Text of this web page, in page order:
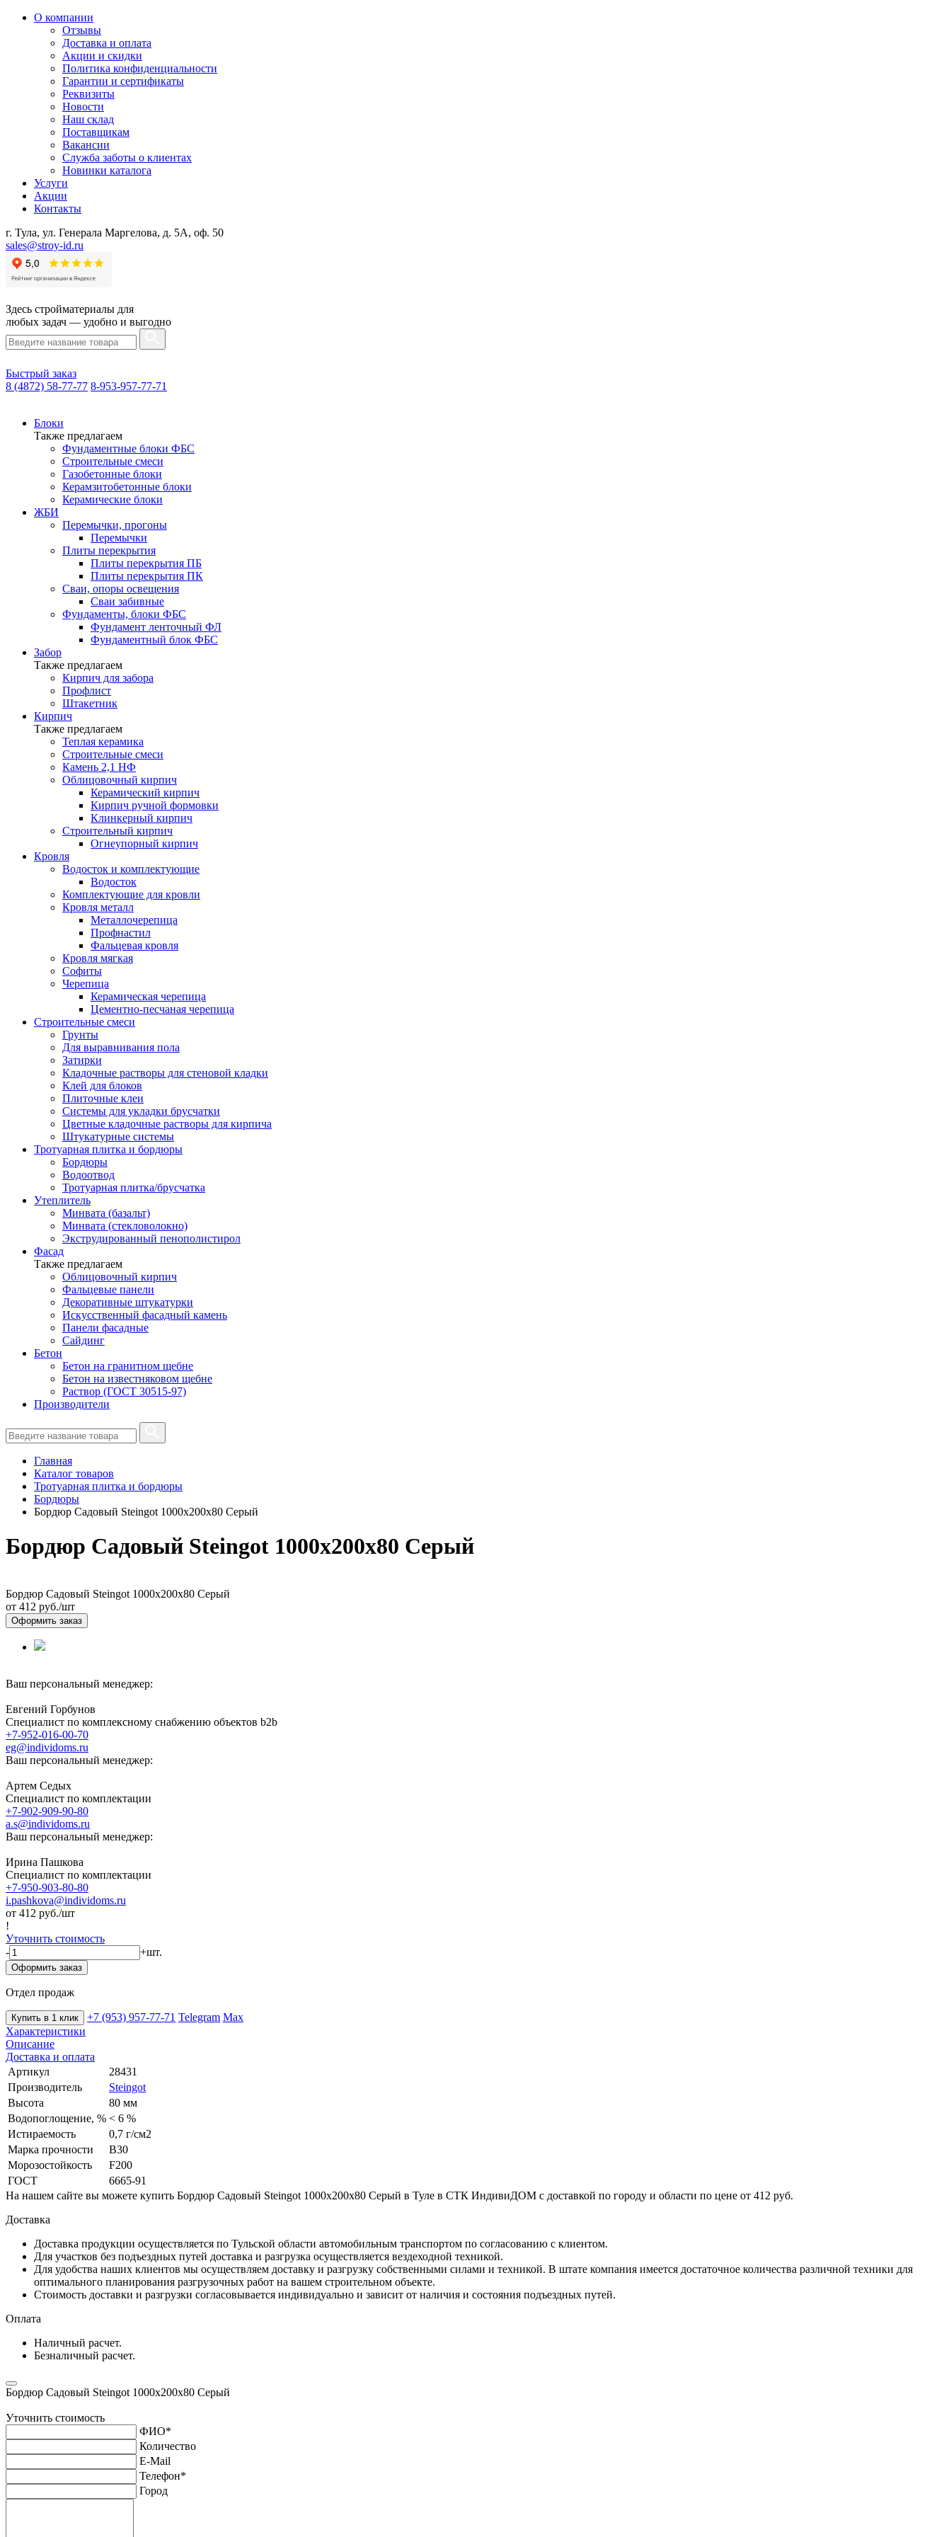
О компании
Отзывы
Доставка и оплата
Акции и скидки
Политика конфиденциальности
Гарантии и сертификаты
Реквизиты
Новости
Наш склад
Поставщикам
Вакансии
Служба заботы о клиентах
Новинки каталога
Услуги
Акции
Контакты
г. Тула, ул. Генерала Маргелова, д. 5А, оф. 50
sales@stroy-id.ru
Здесь стройматериалы для
любых задач — удобно и выгодно
Быстрый заказ
8 (4872) 58-77-77 8-953-957-77-71
Блоки
Также предлагаем
Фундаментные блоки ФБС
Строительные смеси
Газобетонные блоки
Керамзитобетонные блоки
Керамические блоки
ЖБИ
Перемычки, прогоны
Перемычки
Плиты перекрытия
Плиты перекрытия ПБ
Плиты перекрытия ПК
Сваи, опоры освещения
Сваи забивные
Фундаменты, блоки ФБС
Фундамент ленточный ФЛ
Фундаментный блок ФБС
Забор
Также предлагаем
Кирпич для забора
Профлист
Штакетник
Кирпич
Также предлагаем
Теплая керамика
Строительные смеси
Камень 2,1 НФ
Облицовочный кирпич
Керамический кирпич
Кирпич ручной формовки
Клинкерный кирпич
Строительный кирпич
Огнеупорный кирпич
Кровля
Водосток и комплектующие
Водосток
Комплектующие для кровли
Кровля металл
Металлочерепица
Профнастил
Фальцевая кровля
Кровля мягкая
Софиты
Черепица
Керамическая черепица
Цементно-песчаная черепица
Строительные смеси
Грунты
Для выравнивания пола
Затирки
Кладочные растворы для стеновой кладки
Клей для блоков
Плиточные клеи
Системы для укладки брусчатки
Цветные кладочные растворы для кирпича
Штукатурные системы
Тротуарная плитка и бордюры
Бордюры
Водоотвод
Тротуарная плитка/брусчатка
Утеплитель
Минвата (базальт)
Минвата (стекловолокно)
Экструдированный пенополистирол
Фасад
Также предлагаем
Облицовочный кирпич
Фальцевые панели
Декоративные штукатурки
Искусственный фасадный камень
Панели фасадные
Сайдинг
Бетон
Бетон на гранитном щебне
Бетон на известняковом щебне
Раствор (ГОСТ 30515-97)
Производители
Главная
Каталог товаров
Тротуарная плитка и бордюры
Бордюры
Бордюр Садовый Steingot 1000х200х80 Серый
Бордюр Садовый Steingot 1000х200х80 Серый
Бордюр Садовый Steingot 1000х200х80 Серый
от 412 руб./шт
Оформить заказ
Ваш персональный менеджер:
Евгений Горбунов
Специалист по комплексному снабжению объектов b2b
+7-952-016-00-70
eg@individoms.ru
Ваш персональный менеджер:
Артем Седых
Специалист по комплектации
+7-902-909-90-80
a.s@individoms.ru
Ваш персональный менеджер:
Ирина Пашкова
Специалист по комплектации
+7-950-903-80-80
i.pashkova@individoms.ru
от 412 руб./шт
!
Уточнить стоимость
-
+шт.
Оформить заказ
Отдел продаж
Купить в 1 клик +7 (953) 957-77-71 Telegram Max
Характеристики
Описание
Доставка и оплата
Артикул
28431
Производитель
Steingot
Высота
80 мм
Водопоглощение, % < 6 %
Истираемость
0,7 г/см2
Марка прочности
B30
Морозостойкость
F200
ГОСТ
6665-91
На нашем сайте вы можете купить Бордюр Садовый Steingot 1000х200х80 Серый в Туле в СТК ИндивиДОМ с доставкой по городу и области по цене от 412 руб.
Доставка
Доставка продукции осуществляется по Тульской области автомобильным транспортом по согласованию с клиентом.
Для участков без подъездных путей доставка и разгрузка осуществляется вездеходной техникой.
Для удобства наших клиентов мы осуществляем доставку и разгрузку собственными силами и техникой. В штате компания имеется достаточное количества различной техники для
оптимального планирования разгрузочных работ на вашем строительном объекте.
Стоимость доставки и разгрузки согласовывается индивидуально и зависит от наличия и состояния подъездных путей.
Оплата
Наличный расчет.
Безналичный расчет.
Бордюр Садовый Steingot 1000х200х80 Серый
Уточнить стоимость
ФИО*
Количество
E-Mail
Телефон*
Город